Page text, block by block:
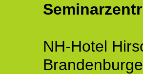
NH-Hotel